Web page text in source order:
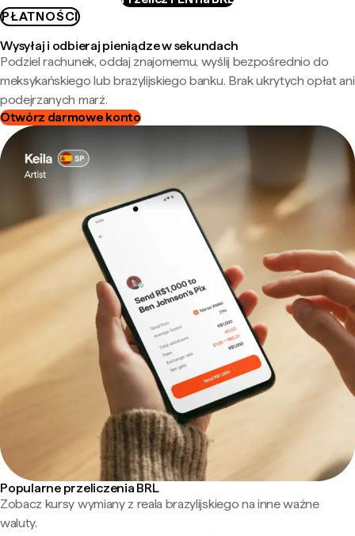
PŁATNOŚCI
Wysyłaj i odbieraj pieniądze w sekundach
Podziel rachunek, oddaj znajomemu, wyślij bezpośrednio do
meksykańskiego lub brazylijskiego banku. Brak ukrytych opłat ani
podejrzanych marż.
Otwórz darmowe konto
Popularne przeliczenia BRL
Zobacz kursy wymiany z reala brazylijskiego na inne ważne
waluty.